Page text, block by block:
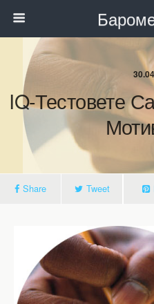
IQ-Тестовете
Share Tweet